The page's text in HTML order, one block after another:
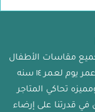
مقاسات الأطفال
المصرية و المستوردة أولادي وبناتي من عمر يوم لعمر ١٤ سنه
تحاكي المتاجر
قدرتنا على إرضاء